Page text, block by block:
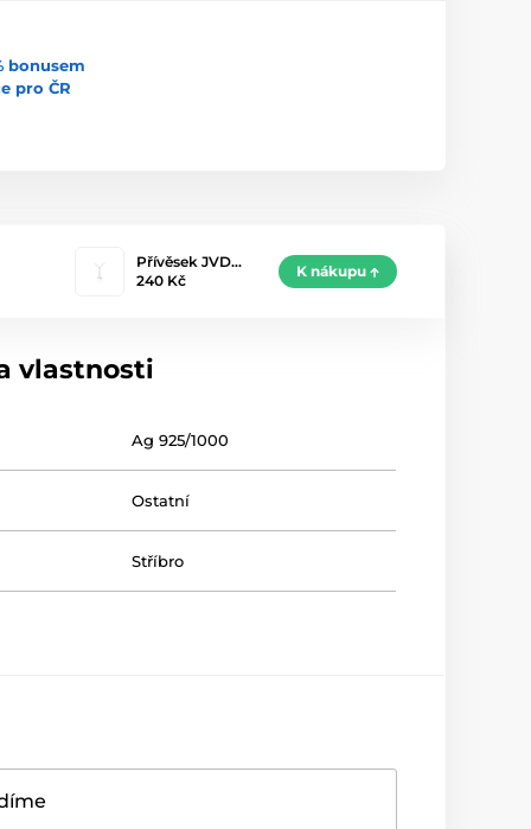
bonusem
pro ČR
Přívěsek JVD…
240 Kč
K nákupu
vlastnosti
Ag 925/1000
Ostatní
Stříbro